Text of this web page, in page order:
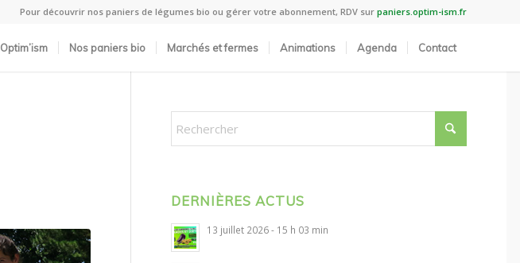
Pour découvrir nos paniers de légumes bio ou gérer votre abonnement, RDV sur paniers.optim-ism.fr
Optim’ism Nos paniers bio Marchés et fermes Animations Agenda Contact
DERNIÈRES ACTUS
13 juillet 2026 - 15 h 03 min